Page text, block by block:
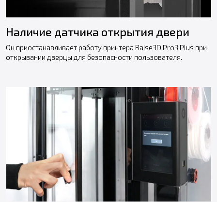
Наличие датчика открытия двери
Он приостанавливает работу принтера Raise3D Pro3 Plus при
открывании дверцы для безопасности пользователя.